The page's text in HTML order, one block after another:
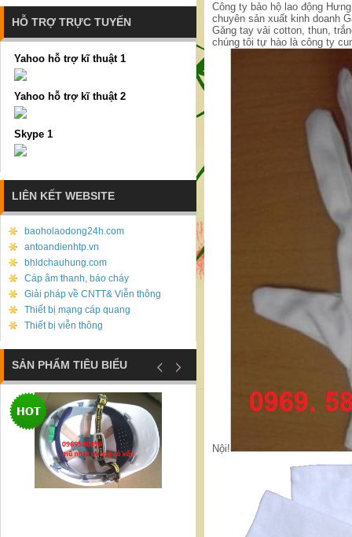
Công ty bảo hộ lao động
chuyên sản xuất kinh doanh
Găng tay vải cotton, thun,
chúng tôi tự hào là công ty
Nội!
HỖ TRỢ TRỰC TUYẾN
Yahoo hỗ trợ kĩ thuật 1
Yahoo hỗ trợ kĩ thuật 2
Skype 1
LIÊN KẾT WEBSITE
baoholaodong24h.com
antoandienhtp.vn
bhldchauhung.com
Cáp âm thanh, báo cháy
Giải pháp về CNTT& Viễn thông
Thiết bị mạng cáp quang
Thiết bị viễn thông
SẢN PHẨM TIÊU BIỂU